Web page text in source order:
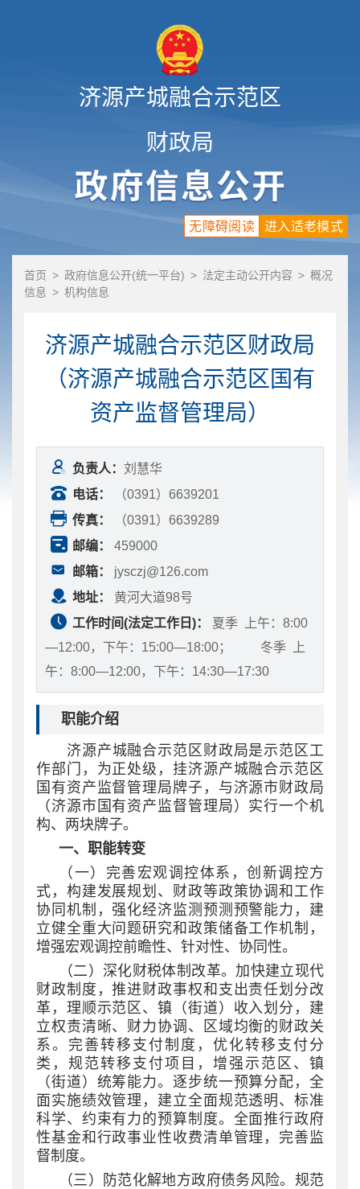
济源产城融合示范区
财政局
进入适老模式
无障碍阅读
首页 > 政府信息公开(统一平台) > 法定主动公开内容 > 概况
信息 > 机构信息
济源产城融合示范区财政局
（济源产城融合示范区国有
资产监督管理局）
负责人： 刘慧华
电话：
（0391）6639201
传真：
（0391）6639289
邮编：
459000
邮箱：
jysczj@126.com
地址：
黄河大道98号
工作时间(法定工作日)：
夏季 上午：8:00
—12:00，下午：15:00—18:00； 冬季 上
午：8:00—12:00，下午：14:30—17:30
职能介绍
济源产城融合示范区财政局是示范区工
作部门，为正处级，挂济源产城融合示范区
国有资产监督管理局牌子，与济源市财政局
（济源市国有资产监督管理局）实行一个机
构、两块牌子。
一、职能转变
（一）完善宏观调控体系，创新调控方
式，构建发展规划、财政等政策协调和工作
协同机制，强化经济监测预测预警能力，建
立健全重大问题研究和政策储备工作机制，
增强宏观调控前瞻性、针对性、协同性。
（二）深化财税体制改革。加快建立现代
财政制度，推进财政事权和支出责任划分改
革，理顺示范区、镇（街道）收入划分，建
立权责清晰、财力协调、区域均衡的财政关
系。完善转移支付制度，优化转移支付分
类，规范转移支付项目，增强示范区、镇
（街道）统筹能力。逐步统一预算分配，全
面实施绩效管理，建立全面规范透明、标准
科学、约束有力的预算制度。全面推行政府
性基金和行政事业性收费清单管理，完善监
督制度。
（三）防范化解地方政府债务风险。规范